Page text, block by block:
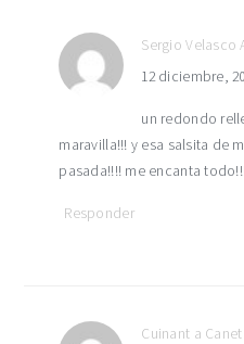
Sergio Velasco
12 diciembre,
un redondo
maravilla!!! y esa salsita de
pasada!!!! me encanta
Responder
Cuinant a